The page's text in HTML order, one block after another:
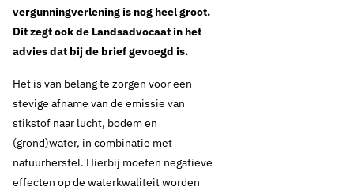
vergunningverlening is nog heel groot.
Dit zegt ook de Landsadvocaat in het
advies dat bij de brief gevoegd is.
Het is van belang te zorgen voor een
stevige afname van de emissie van
stikstof naar lucht, bodem en
(grond)water, in combinatie met
natuurherstel. Hierbij moeten negatieve
effecten op de waterkwaliteit worden